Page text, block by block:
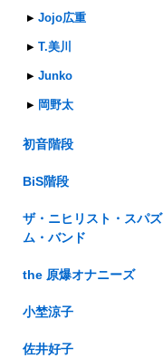
Jojo広重
T.美川
Junko
岡野太
初音階段
BiS階段
ザ・ニヒリスト・スパズ
ム・バンド
the 原爆オナニーズ
小埜涼子
佐井好子